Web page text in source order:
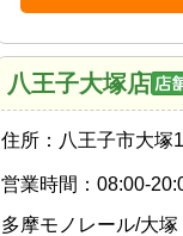
八王子大塚店
住所： 八王子市大塚
営業時間： 08:00-
多摩モノレール/大塚